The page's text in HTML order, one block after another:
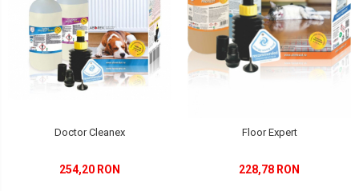
Doctor Cleanex
254,20 RON
Floor Expert
228,78 RON